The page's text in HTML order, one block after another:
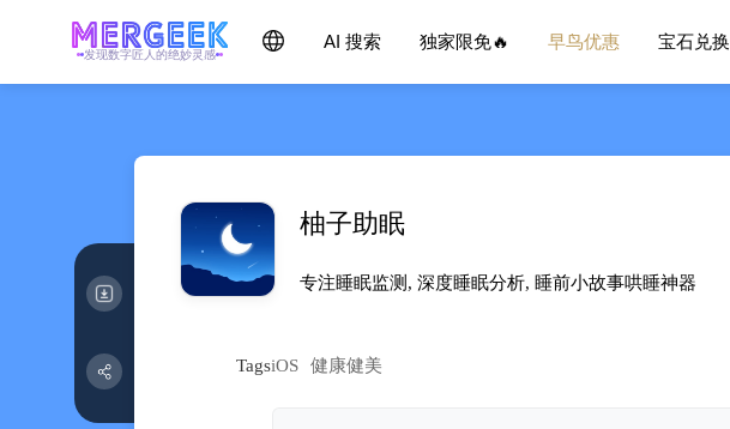
发现数字匠人的绝妙灵感
AI 搜索 独家限免🔥 早鸟优惠 宝石兑换
柚子助眠
专注睡眠监测, 深度睡眠分析, 睡前小故事哄睡神器
TagsiOS 健康健美